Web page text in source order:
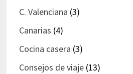
C. Valenciana (3)
Canarias (4)
Cocina casera (3)
Consejos de viaje(13)